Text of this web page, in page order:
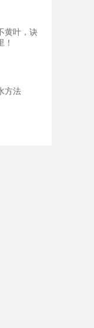
黄叶，诀
！
方法